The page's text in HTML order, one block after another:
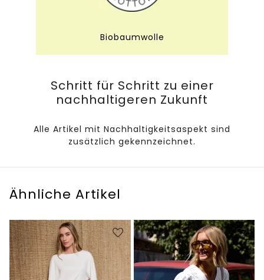
Biobaumwolle
Schritt für Schritt zu einer
nachhaltigeren Zukunft
Alle Artikel mit Nachhaltigkeitsaspekt sind
zusätzlich gekennzeichnet.
Ähnliche Artikel